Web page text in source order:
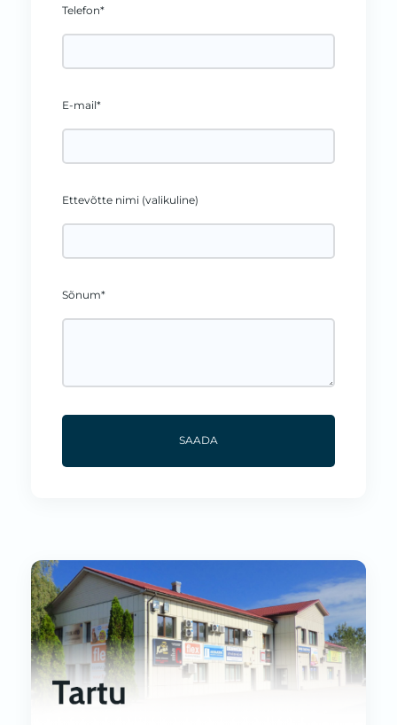
Telefon*
E-mail*
Ettevõtte nimi (valikuline)
Sõnum*
SAADA